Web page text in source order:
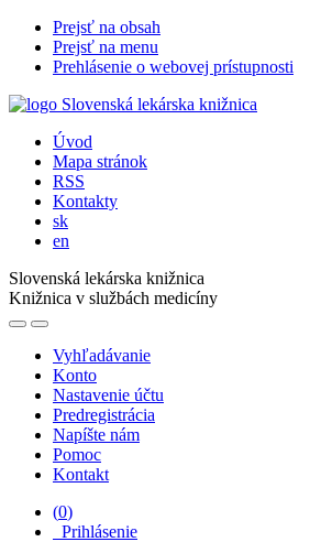
Prejsť na obsah
Prejsť na menu
Prehlásenie o webovej prístupnosti
Úvod
Mapa stránok
RSS
Kontakty
sk
en
Slovenská lekárska knižnica
Knižnica v službách medicíny
Vyhľadávanie
Konto
Nastavenie účtu
Predregistrácia
Napíšte nám
Pomoc
Kontakt
(0)
Prihlásenie